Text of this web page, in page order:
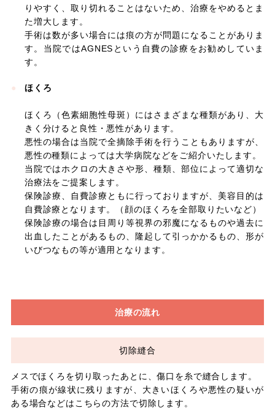
りやすく、取り切れることはないため、治療をやめるとま
た増大します。
手術は数が多い場合には痕の方が問題になることがありま
す。当院ではAGNESという自費の診療をお勧めしていま
す。
ほくろ
ほくろ（色素細胞性母斑）にはさまざまな種類があり、大
きく分けると良性・悪性があります。
悪性の場合は当院で全摘除手術を行うこともありますが、
悪性の種類によっては大学病院などをご紹介いたします。
当院ではホクロの大きさや形、種類、部位によって適切な
治療法をご提案します。
保険診療、自費診療ともに行っておりますが、美容目的は
自費診療となります。（顔のほくろを全部取りたいなど）
保険診療の場合は目周り等視界の邪魔になるものや過去に
出血したことがあるもの、隆起して引っかかるもの、形が
いびつなもの等が適用となります。
治療の流れ
切除縫合
メスでほくろを切り取ったあとに、傷口を糸で縫合します。
手術の痕が線状に残りますが、大きいほくろや悪性の疑いが
ある場合などはこちらの方法で切除します。